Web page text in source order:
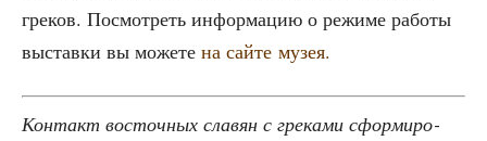
гре­ков. Посмот­реть инфор­ма­цию о режи­ме рабо­ты
выстав­ки вы може­те на сай­те музея.
Кон­такт восточ­ных сла­вян с гре­ка­ми сфор­ми­ро­